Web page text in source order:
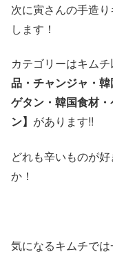
次に寅さんの手造
します！
カテゴリーはキム
品・チャンジャ・
ゲタン・韓国食材
ン】 があります!!
どれも辛いものが
か！
気になるキムチで